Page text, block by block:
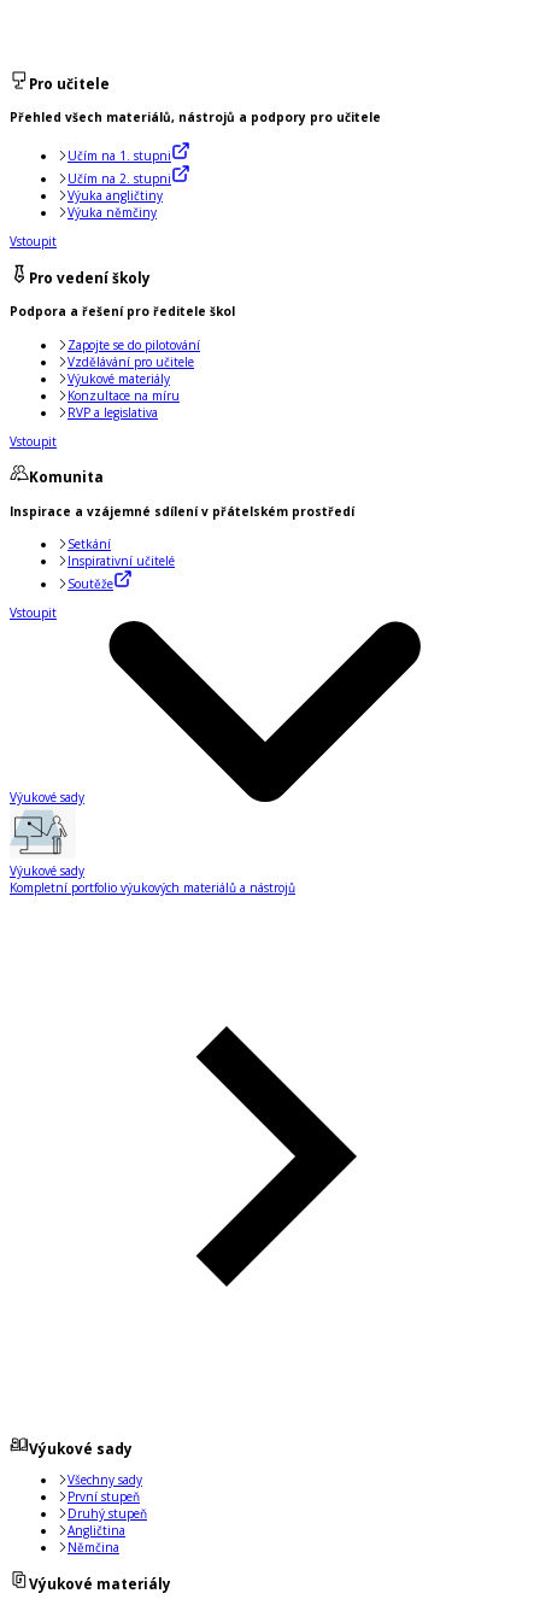
Pro učitele
Přehled všech materiálů, nástrojů a podpory pro učitele
Učím na 1. stupni
Učím na 2. stupni
Výuka angličtiny
Výuka němčiny
Vstoupit
Pro vedení školy
Podpora a řešení pro ředitele škol
Zapojte se do pilotování
Vzdělávání pro učitele
Výukové materiály
Konzultace na míru
RVP a legislativa
Vstoupit
Komunita
Inspirace a vzájemné sdílení v přátelském prostředí
Setkání
Inspirativní učitelé
Soutěže
Vstoupit
Výukové sady
Výukové sady
Kompletní portfolio výukových materiálů a nástrojů
Výukové sady
Všechny sady
První stupeň
Druhý stupeň
Angličtina
Němčina
Výukové materiály